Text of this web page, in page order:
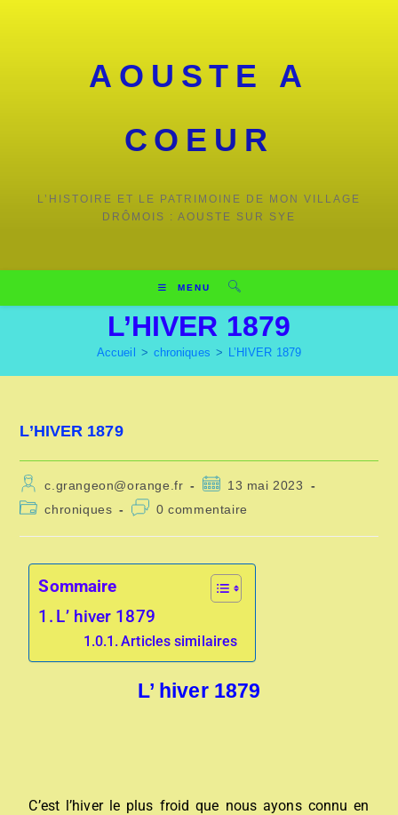
AOUSTE A
COEUR
L’HISTOIRE ET LE PATRIMOINE DE MON VILLAGE
DRÔMOIS : AOUSTE SUR SYE
MENU
L’HIVER 1879
Accueil > chroniques > L’HIVER 1879
L’HIVER 1879
c.grangeon@orange.fr
13 mai 2023
chroniques
0 commentaire
Sommaire
L’ hiver 1879
Articles similaires
L’ hiver 1879
C’est l’hiver le plus froid que nous ayons connu en